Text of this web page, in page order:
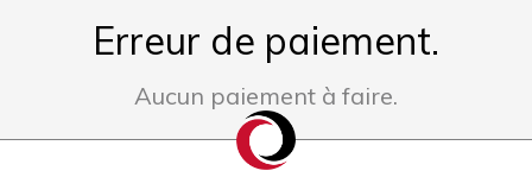
Erreur de paiement.
Aucun paiement à faire.